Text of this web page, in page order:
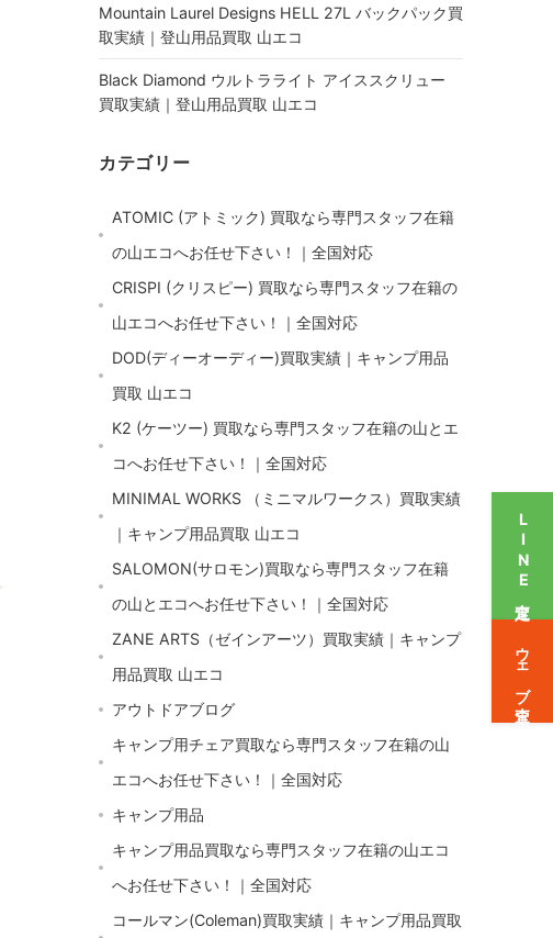
Mountain Laurel Designs HELL 27L バックパック買
取実績｜登山用品買取 山エコ
Black Diamond ウルトラライト アイススクリュー
買取実績｜登山用品買取 山エコ
カテゴリー
ATOMIC (アトミック) 買取なら専門スタッフ在籍
の山エコへお任せ下さい！｜全国対応
CRISPI (クリスピー) 買取なら専門スタッフ在籍の
山エコへお任せ下さい！｜全国対応
DOD(ディーオーディー)買取実績｜キャンプ用品
買取 山エコ
K2 (ケーツー) 買取なら専門スタッフ在籍の山とエ
コへお任せ下さい！｜全国対応
MINIMAL WORKS （ミニマルワークス）買取実績
｜キャンプ用品買取 山エコ
SALOMON(サロモン)買取なら専門スタッフ在籍
の山とエコへお任せ下さい！｜全国対応
ZANE ARTS（ゼインアーツ）買取実績｜キャンプ
用品買取 山エコ
アウトドアブログ
キャンプ用チェア買取なら専門スタッフ在籍の山
エコへお任せ下さい！｜全国対応
キャンプ用品
キャンプ用品買取なら専門スタッフ在籍の山エコ
へお任せ下さい！｜全国対応
コールマン(Coleman)買取実績｜キャンプ用品買取
LINE査定
ウェブ査定